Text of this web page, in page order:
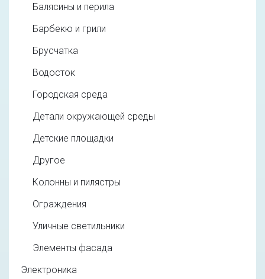
Балясины и перила
Барбекю и грили
Брусчатка
Водосток
Городская среда
Детали окружающей среды
Детские площадки
Другое
Колонны и пилястры
Ограждения
Уличные светильники
Элементы фасада
Электроника